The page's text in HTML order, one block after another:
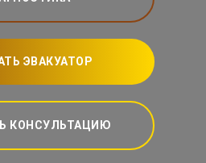
ЭВАКУАТОР
КОНСУЛЬТАЦИЮ